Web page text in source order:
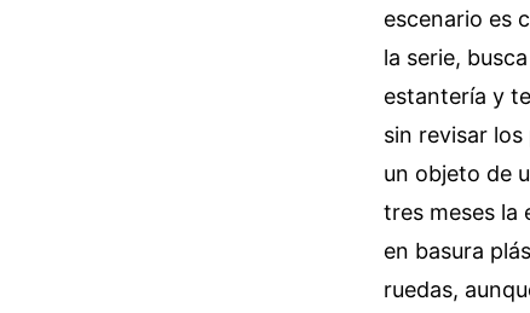
escenario es
la serie,
estantería y
sin revisar
un objeto de
tres meses la
en basura
ruedas,